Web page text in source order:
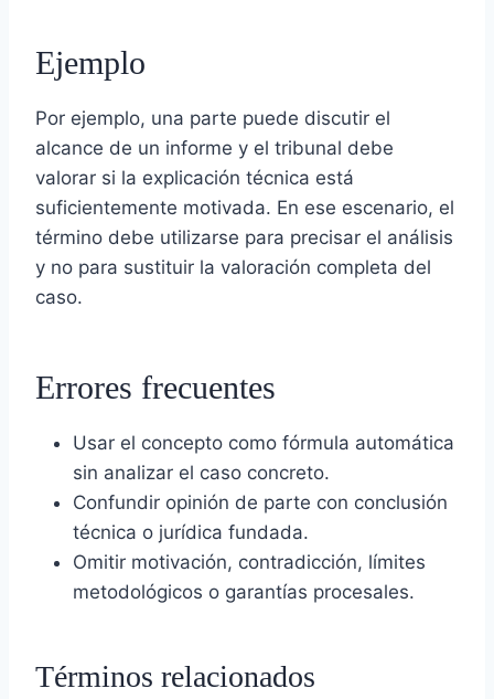
Ejemplo
Por ejemplo, una parte puede discutir el
alcance de un informe y el tribunal debe
valorar si la explicación técnica está
suficientemente motivada. En ese escenario, el
término debe utilizarse para precisar el análisis
y no para sustituir la valoración completa del
caso.
Errores frecuentes
Usar el concepto como fórmula automática
sin analizar el caso concreto.
Confundir opinión de parte con conclusión
técnica o jurídica fundada.
Omitir motivación, contradicción, límites
metodológicos o garantías procesales.
Términos relacionados